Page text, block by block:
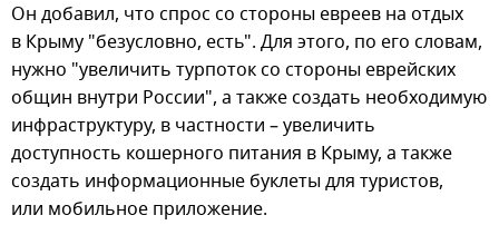
Он добавил, что спрос со стороны евреев на отдых
в Крыму "безусловно, есть". Для этого, по его словам,
нужно "увеличить турпоток со стороны еврейских
общин внутри России", а также создать необходимую
инфраструктуру, в частности – увеличить
доступность кошерного питания в Крыму, а также
создать информационные буклеты для туристов,
или мобильное приложение.